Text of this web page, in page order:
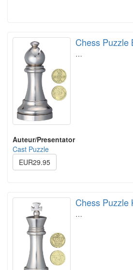
Chess Puzzle
…
Auteur/Presentator
Cast Puzzle
EUR29.95
Chess Puzzle
…